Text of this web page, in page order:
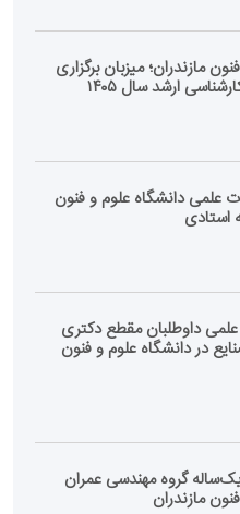
مازندران؛ میزبان برگزاری
ارشد سال ۱۴۰۵
علمی دانشگاه علوم و فنون
استادی
داوطلبان مقطع دکتری
در دانشگاه علوم و فنون
گروه مهندسی عمران
مازندران